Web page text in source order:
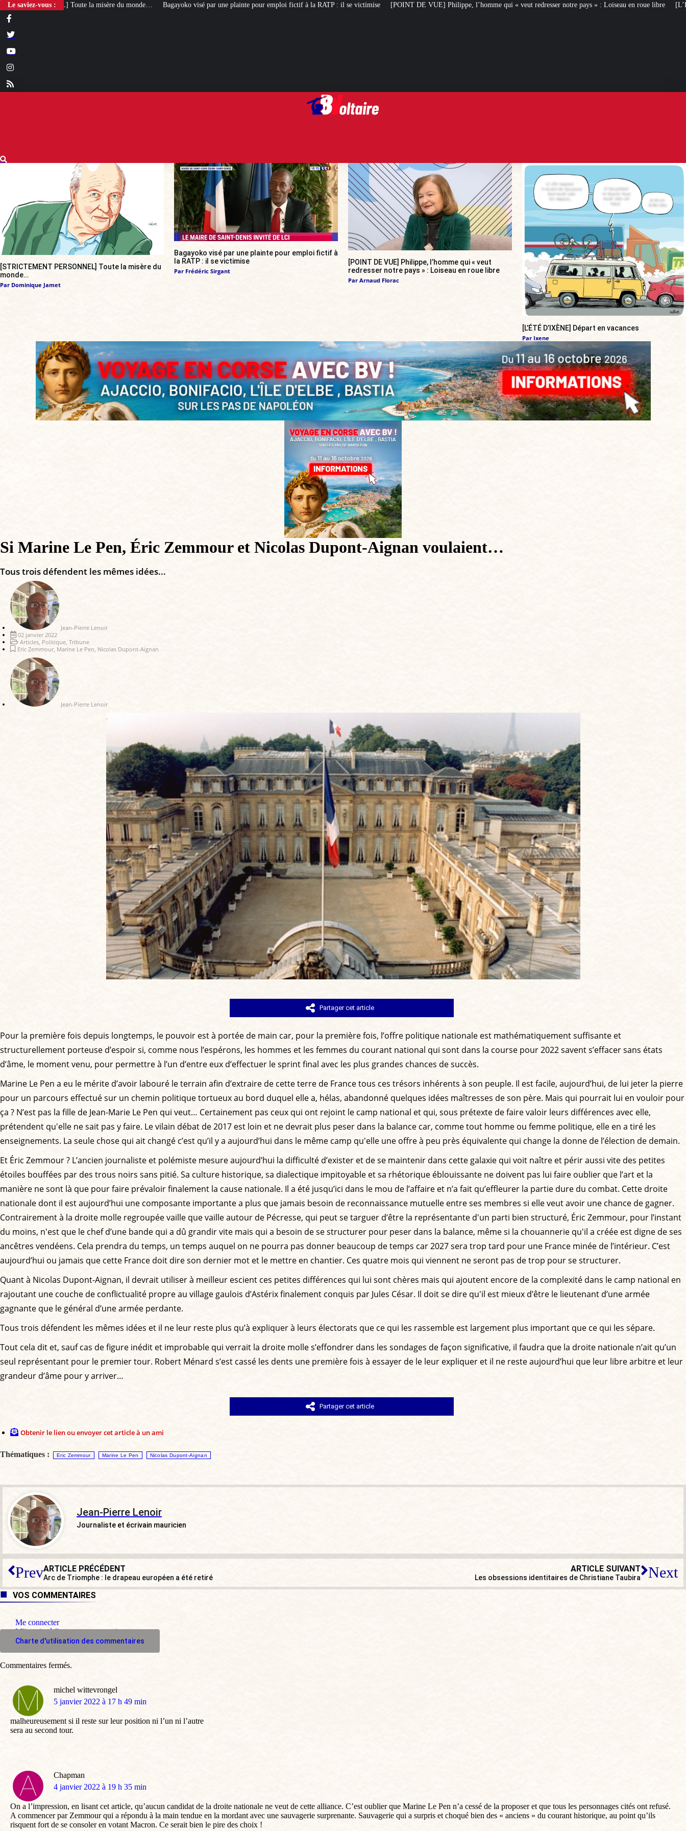
Le saviez-vous :
misère du monde… Bagayoko visé par une plainte pour emploi fictif à la RATP : il se victimise [POINT DE VUE] Philippe, l’homme qui « veut redresser notre pays » : Loiseau en roue libre [L’ÉTÉ D’IXÈNE] Départ en
[STRICTEMENT PERSONNEL] Toute la misère du
monde…
Par Dominique Jamet
Bagayoko visé par une plainte pour emploi fictif à
la RATP : il se victimise
Par Frédéric Sirgant
[POINT DE VUE] Philippe, l’homme qui « veut
redresser notre pays » : Loiseau en roue libre
Par Arnaud Florac
[L’ÉTÉ D’IXÈNE] Départ en vacances
Par Ixene
Si Marine Le Pen, Éric Zemmour et Nicolas Dupont-Aignan voulaient…
Tous trois défendent les mêmes idées...
Jean-Pierre Lenoir
02 janvier 2022
Articles Politique Tribune
Eric Zemmour, Marine Le Pen Nicolas Dupont-Aignan
Jean-Pierre Lenoir
Partager cet article
Pour la première fois depuis longtemps, le pouvoir est à portée de main car, pour la première fois, l’offre politique nationale est mathématiquement suffisante et
structurellement porteuse d’espoir si, comme nous l’espérons, les hommes et les femmes du courant national qui sont dans la course pour 2022 savent s’effacer sans états
d’âme, le moment venu, pour permettre à l’un d’entre eux d’effectuer le sprint final avec les plus grandes chances de succès.
Marine Le Pen a eu le mérite d’avoir labouré le terrain afin d’extraire de cette terre de France tous ces trésors inhérents à son peuple. Il est facile, aujourd’hui, de lui jeter la pierre
pour un parcours effectué sur un chemin politique tortueux au bord duquel elle a, hélas, abandonné quelques idées maîtresses de son père. Mais qui pourrait lui en vouloir pour
ça ? N’est pas la fille de Jean-Marie Le Pen qui veut… Certainement pas ceux qui ont rejoint le camp national et qui, sous prétexte de faire valoir leurs différences avec elle,
prétendent qu'elle ne sait pas y faire. Le vilain débat de 2017 est loin et ne devrait plus peser dans la balance car, comme tout homme ou femme politique, elle en a tiré les
enseignements. La seule chose qui ait changé c’est qu’il y a aujourd’hui dans le même camp qu'elle une offre à peu près équivalente qui change la donne de l’élection de demain.
Et Éric Zemmour ? L’ancien journaliste et polémiste mesure aujourd’hui la difficulté d’exister et de se maintenir dans cette galaxie qui voit naître et périr aussi vite des petites
étoiles bouffées par des trous noirs sans pitié. Sa culture historique, sa dialectique impitoyable et sa rhétorique éblouissante ne doivent pas lui faire oublier que l’art et la
manière ne sont là que pour faire prévaloir finalement la cause nationale. Il a été jusqu’ici dans le mou de l’affaire et n’a fait qu’effleurer la partie dure du combat. Cette droite
nationale dont il est aujourd’hui une composante importante a plus que jamais besoin de reconnaissance mutuelle entre ses membres si elle veut avoir une chance de gagner.
Contrairement à la droite molle regroupée vaille que vaille autour de Pécresse, qui peut se targuer d’être la représentante d'un parti bien structuré, Éric Zemmour, pour l’instant
du moins, n'est que le chef d’une bande qui a dû grandir vite mais qui a besoin de se structurer pour peser dans la balance, même si la chouannerie qu'il a créée est digne de ses
ancêtres vendéens. Cela prendra du temps, un temps auquel on ne pourra pas donner beaucoup de temps car 2027 sera trop tard pour une France minée de l’intérieur. C’est
aujourd’hui ou jamais que cette France doit dire son dernier mot et le mettre en chantier. Ces quatre mois qui viennent ne seront pas de trop pour se structurer.
Quant à Nicolas Dupont-Aignan, il devrait utiliser à meilleur escient ces petites différences qui lui sont chères mais qui ajoutent encore de la complexité dans le camp national en
rajoutant une couche de conflictualité propre au village gaulois d’Astérix finalement conquis par Jules César. Il doit se dire qu'il est mieux d’être le lieutenant d’une armée
gagnante que le général d’une armée perdante.
Tous trois défendent les mêmes idées et il ne leur reste plus qu’à expliquer à leurs électorats que ce qui les rassemble est largement plus important que ce qui les sépare.
Tout cela dit et, sauf cas de figure inédit et improbable qui verrait la droite molle s’effondrer dans les sondages de façon significative, il faudra que la droite nationale n’ait qu’un
seul représentant pour le premier tour. Robert Ménard s’est cassé les dents une première fois à essayer de le leur expliquer et il ne reste aujourd’hui que leur libre arbitre et leur
grandeur d’âme pour y arriver…
Partager cet article
Obtenir le lien ou envoyer cet article à un ami
Thématiques : Eric Zemmour Marine Le Pen Nicolas Dupont-Aignan
Jean-Pierre Lenoir
Journaliste et écrivain mauricien
PrevARTICLE PRÉCÉDENT
Arc de Triomphe : le drapeau européen a été retiré
ARTICLE SUIVANT
Les obsessions identitaires de Christiane Taubira Next
VOS COMMENTAIRES
Me connecter
M'inscrire à l'espace commentaire
Charte d'utilisation des commentaires
michel wittevrongel
dit
5 janvier 2022 à 17 h 49 min
malheureusement si il reste sur leur position ni l’un ni l’autre
sera au second tour.
Chapman
dit
4 janvier 2022 à 19 h 35 min
On a l’impression, en lisant cet article, qu’aucun candidat de la droite nationale ne veut de cette alliance. C’est oublier que Marine Le Pen n’a cessé de la proposer et que tous les personnages cités ont refusé.
A commencer par Zemmour qui a répondu à la main tendue en la mordant avec une sauvagerie surprenante. Sauvagerie qui a surpris et choqué bien des « anciens » du courant historique, au point qu’ils
risquent fort de se consoler en votant Macron. Ce serait bien le pire des choix !
Commentaires fermés.